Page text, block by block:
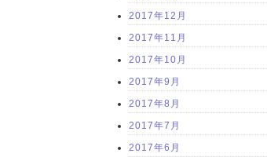
2017年12月
2017年11月
2017年10月
2017年9月
2017年8月
2017年7月
2017年6月